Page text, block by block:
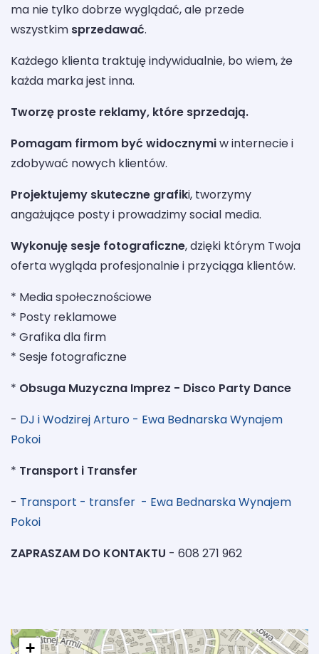
ma nie tylko dobrze wyglądać, ale przede
wszystkim sprzedawać.
Każdego klienta traktuję indywidualnie, bo wiem, że
każda marka jest inna.
Tworzę proste reklamy, które sprzedają.
Pomagam firmom być widocznymiw internecie i
zdobywać nowych klientów.
Projektujemy skuteczne grafiki, tworzymy
angażujące posty i prowadzimy social media.
Wykonuję sesje fotograficzne, dzięki którym Twoja
oferta wygląda profesjonalnie i przyciąga klientów.
* Media społecznościowe
* Posty reklamowe
* Grafika dla firm
* Sesje fotograficzne
* Obsuga Muzyczna Imprez - Disco Party Dance
- DJ i Wodzirej Arturo - Ewa Bednarska Wynajem
Pokoi
* Transport i Transfer
- Transport - transfer - Ewa Bednarska Wynajem
Pokoi
ZAPRASZAM DO KONTAKTU - 608 271 962
+